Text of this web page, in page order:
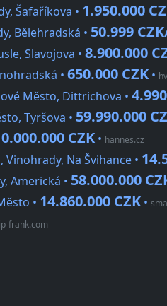
Šafaříkova • 1.950.000
Bělehradská • 50.999
Slavojova • 8.900.000
• 650.000 CZK •
Město, Dittrichova •
Tyršova • 59.990.000
CZK • hannes.cz
Na Švihance •
Americká • 58.000.000
• 14.860.000 CZK •
frank.com